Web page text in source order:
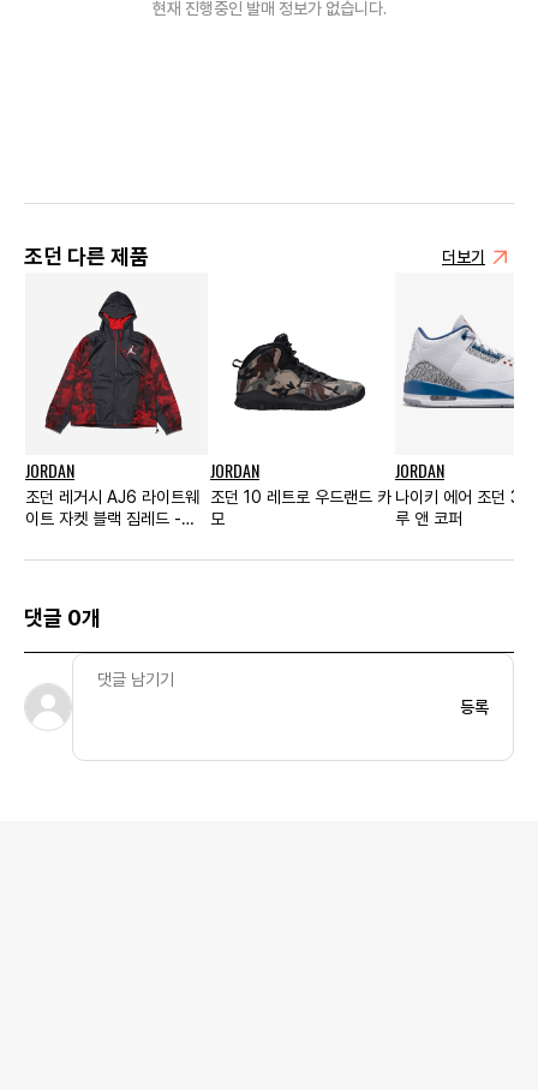
현재 진행중인 발매 정보가 없습니다.
조던 다른 제품 더보기
JORDAN
조던 레거시 AJ6 라이트웨
이트 자켓 블랙 짐레드 -
JORDAN
조던 10 레트로 우드랜드 카
모
JORDAN
나이키 에어 조던 3
루 앤 코퍼
댓글 0개
등록